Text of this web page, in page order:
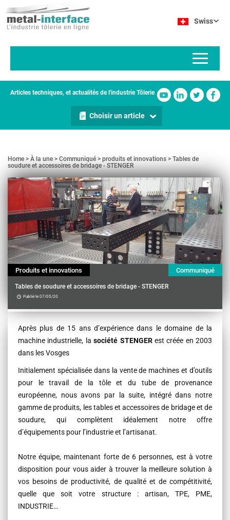
au
contenu
Swiss
Articles techniques, et actualités de l'industrie Tôlerie
Choisir un article
Home À la une Communiqué produits et innovations
Tables de
soudure et accessoires de bridage - STENGER
Produits et innovations Communiqué
Tables de soudure et accessoires de bridage - STENGER
Publié le 07/05/20
Contenu
Après plus de 15 ans d’expérience dans le domaine de la
machine industrielle, lasociété STENGER est créée en 2003
dans les Vosges
Initialement spécialisée dans la vente de machines et d’outils
pour le travail de la tôle et du tube de provenance
européenne, nous avons par la suite, intégré dans notre
gamme de produits, les tables et accessoires de bridage et de
soudure, qui complètent idéalement notre offre
d’équipements pour l’industrie et l’artisanat.
Notre équipe, maintenant forte de 6 personnes, est à votre
disposition pour vous aider à trouver la meilleure solution à
vos besoins de productivité, de qualité et de compétitivité,
quelle que soit votre structure : artisan, TPE, PME,
INDUSTRIE…